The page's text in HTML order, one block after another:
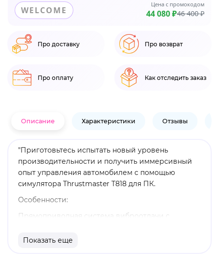
WELCOME
Цена с промокодом
44 080 ₽46 400 ₽
Про доставку Про возврат
Про оплату Как отследить заказ
Описание Характеристики Отзывы
"Приготовьтесь испытать новый уровень
производительности и получить иммерсивный
опыт управления автомобилем с помощью
симулятора Thrustmaster T818 для ПК.
Особенности:
Прямоприводная система виброотдачи с
Точная передача эффектов дополненной
Показать еще